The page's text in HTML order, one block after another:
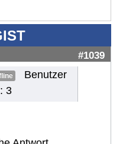
#1039
Benutzer
3